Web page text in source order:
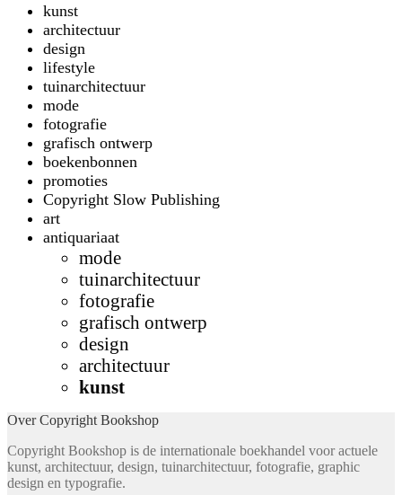
kunst
architectuur
design
lifestyle
tuinarchitectuur
mode
fotografie
grafisch ontwerp
boekenbonnen
promoties
Copyright Slow Publishing
art
antiquariaat
mode
tuinarchitectuur
fotografie
grafisch ontwerp
design
architectuur
kunst
Over Copyright Bookshop
Copyright Bookshop is de internationale boekhandel voor actuele
kunst, architectuur, design, tuinarchitectuur, fotografie, graphic
design en typografie.